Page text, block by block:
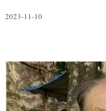
2023-11-10